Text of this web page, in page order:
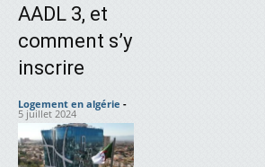
AADL 3, et
comment s’y
inscrire
Logement en algérie -
5 juillet 2024